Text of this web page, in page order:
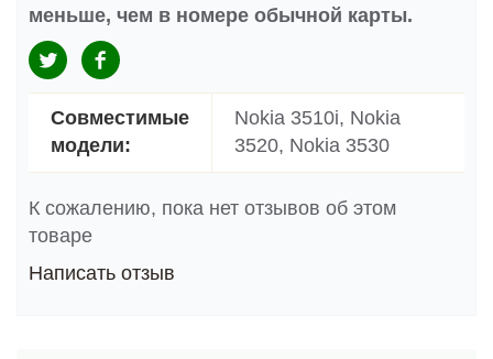
меньше, чем в номере обычной карты.
Совместимые
модели:
Nokia 3510i, Nokia
3520, Nokia 3530
К сожалению, пока нет отзывов об этом
товаре
Написать отзыв